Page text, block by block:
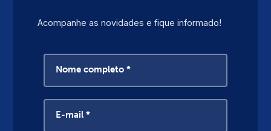
Acompanhe as novidades e fique informado!
Nome completo *
E-mail *